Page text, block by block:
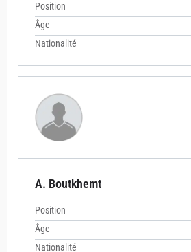
Position
Âge
Nationalité
A. Boutkhemt
Position
Âge
Nationalité